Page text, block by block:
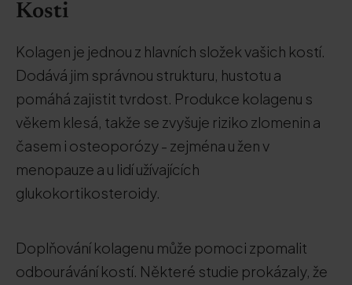
Kosti
Kolagen je jednou z hlavních složek vašich kostí.
Dodává jim správnou strukturu, hustotu a
pomáhá zajistit tvrdost. Produkce kolagenu s
věkem klesá, takže se zvyšuje riziko zlomenin a
časem i osteoporózy - zejména u žen v
menopauze a u lidí užívajících
glukokortikosteroidy.
Doplňování kolagenu může pomoci zpomalit
odbourávání kostí. Některé studie prokázaly, že